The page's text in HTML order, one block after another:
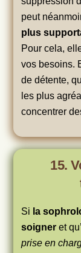
peut
plus
Pour cela,
vos besoins.
de détente,
les plus
concentrer
15.
Si la
soigneret
prise en